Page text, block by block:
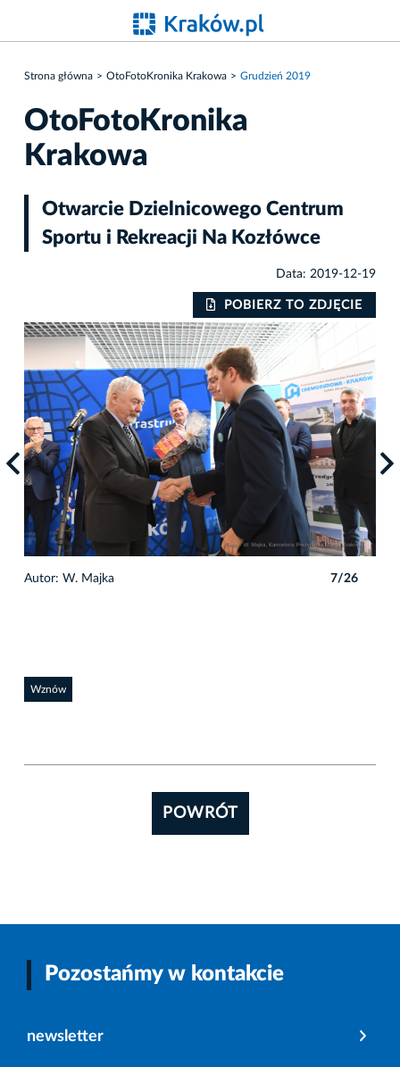
Strona główna OtoFotoKronika Krakowa Grudzień 2019
OtoFotoKronika
Krakowa
Otwarcie Dzielnicowego Centrum
Sportu i Rekreacji Na Kozłówce
Data: 2019-12-19
POBIERZ TO ZDJĘCIE
Autor: W. Majka 7/26
Wznów
POWRÓT
Pozostańmy w kontakcie
newsletter